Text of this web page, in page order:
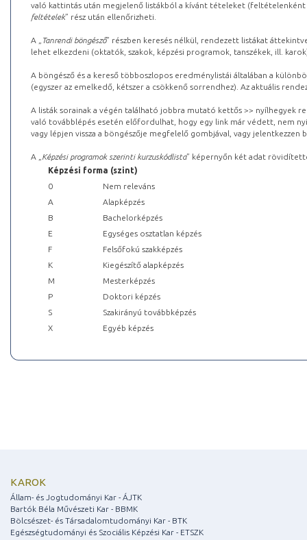
való kattintás után megjelenő listákból a kívánt tételeket (feltételenként
feltételek” rész után ellenőrizheti.
A „ Tanrendi böngésző” részben keresés nélkül, rendezett listákat
lehet elkezdeni (oktatók, szakok, képzési programok, tanszékek, ill.
A böngésző és a kereső többoszlopos eredménylistái általában a
(egyszer az emelkedő, kétszer a csökkenő sorrendhez). Az aktuális
A listák sorainak a végén található jobbra mutató kettős >> nyílhegyek
való továbblépés esetén előfordulhat, hogy egy link már védett, nem
vagy lépjen vissza a böngészője megfelelő gombjával, vagy
A „ Képzési programok szerinti kurzuskódlista” képernyőn két adat
Képzési forma (szint)
0
Nem releváns
A
Alapképzés
B
Bachelorképzés
E
Egységes osztatlan képzés
F
Felsőfokú szakképzés
K
Kiegészítő alapképzés
M
Mesterképzés
P
Doktori képzés
S
Szakirányú továbbképzés
X
Egyéb képzés
KAROK
Állam- és Jogtudományi Kar - ÁJTK
Bartók Béla Művészeti Kar - BBMK
Bölcsészet- és Társadalomtudományi Kar - BTK
Egészségtudományi és Szociális Képzési Kar - ETSZK